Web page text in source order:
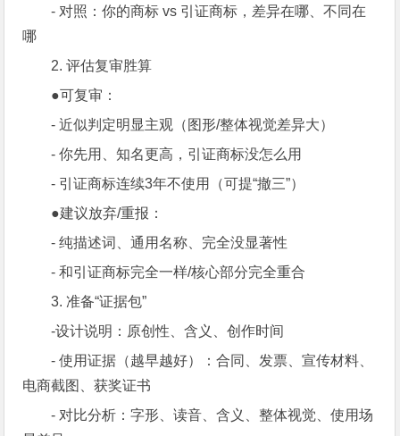
- 对照：你的商标 vs 引证商标，差异在哪、不同在
哪
2. 评估复审胜算
●可复审：
- 近似判定明显主观（图形/整体视觉差异大）
- 你先用、知名更高，引证商标没怎么用
- 引证商标连续3年不使用（可提“撤三”）
●建议放弃/重报：
- 纯描述词、通用名称、完全没显著性
- 和引证商标完全一样/核心部分完全重合
3. 准备“证据包”
-设计说明：原创性、含义、创作时间
- 使用证据（越早越好）：合同、发票、宣传材料、
电商截图、获奖证书
- 对比分析：字形、读音、含义、整体视觉、使用场